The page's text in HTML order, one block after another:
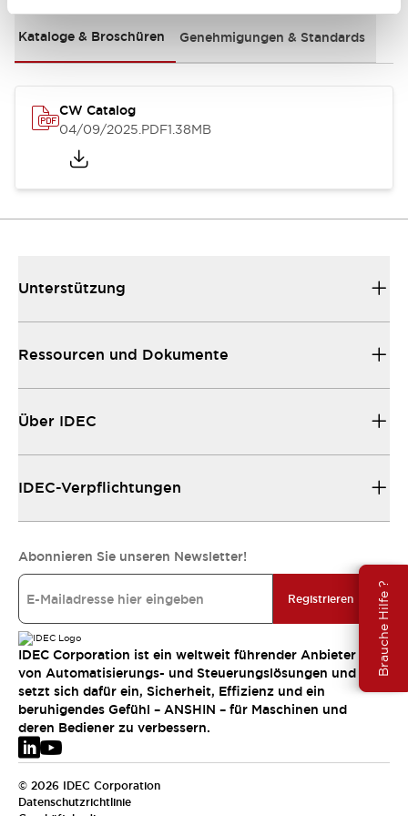
Brauche Hilfe ?
Kataloge & Broschüren Genehmigungen & Standards
CW Catalog
04/09/2025.PDF1.38MB
Unterstützung
Ressourcen und Dokumente
Über IDEC
IDEC-Verpflichtungen
Abonnieren Sie unseren Newsletter!
Registrieren
IDEC Corporation ist ein weltweit führender Anbieter
von Automatisierungs- und Steuerungslösungen und
setzt sich dafür ein, Sicherheit, Effizienz und ein
beruhigendes Gefühl – ANSHIN – für Maschinen und
deren Bediener zu verbessern.
© 2026 IDEC Corporation
Datenschutzrichtlinie